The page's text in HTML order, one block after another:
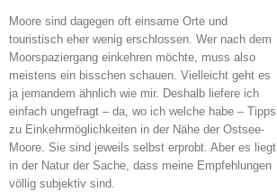
Moore sind dagegen oft einsame Orte und
touristisch eher wenig erschlossen. Wer nach dem
Moorspaziergang einkehren möchte, muss also
meistens ein bisschen schauen. Vielleicht geht es
ja jemandem ähnlich wie mir. Deshalb liefere ich
einfach ungefragt – da, wo ich welche habe – Tipps
zu Einkehrmöglichkeiten in der Nähe der Ostsee-
Moore. Sie sind jeweils selbst erprobt. Aber es liegt
in der Natur der Sache, dass meine Empfehlungen
völlig subjektiv sind.